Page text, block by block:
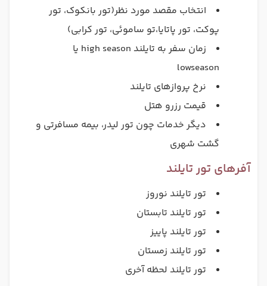
انتخاب مقصد مورد نظر(تور بانکوک، تور
پوکت، تور پاتایا،تو ساموئی، تور کرابی)
زمان سفر به تایلند high season یا
lowseason
نرخ پروازهای تایلند
قیمت رزرو هتل
دیگر خدمات چون تور لیدر، بیمه مسافرتی و
گشت شهری
آفرهای تور تایلند
تور تایلند نوروز
تور تایلند تابستان
تور تایلند پاییز
تور تایلند زمستان
تور تایلند لحظه آخری